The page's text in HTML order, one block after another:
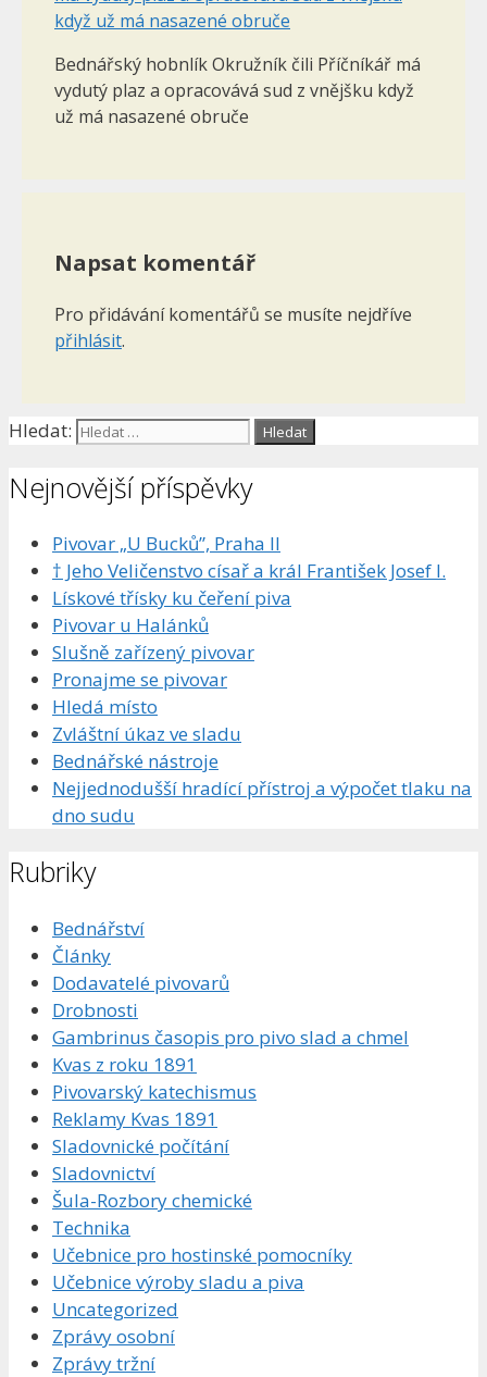
Bednářský hobnlík Okružník čili Příčníkář má
vydutý plaz a opracovává sud z vnějšku když
už má nasazené obruče
Napsat komentář
Pro přidávání komentářů se musíte nejdříve
přihlásit.
Hledat:
Nejnovější příspěvky
Pivovar „U Bucků”, Praha II
† Jeho Veličenstvo císař a král František Josef I.
Lískové třísky ku čeření piva
Pivovar u Halánků
Slušně zařízený pivovar
Pronajme se pivovar
Hledá místo
Zvláštní úkaz ve sladu
Bednářské nástroje
Nejjednodušší hradící přístroj a výpočet tlaku na
dno sudu
Rubriky
Bednářství
Články
Dodavatelé pivovarů
Drobnosti
Gambrinus časopis pro pivo slad a chmel
Kvas z roku 1891
Pivovarský katechismus
Reklamy Kvas 1891
Sladovnické počítání
Sladovnictví
Šula-Rozbory chemické
Technika
Učebnice pro hostinské pomocníky
Učebnice výroby sladu a piva
Uncategorized
Zprávy osobní
Zprávy tržní